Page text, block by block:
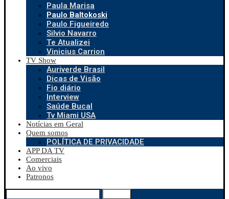
Paula Marisa
Paulo Baltokoski
Paulo Figueiredo
Silvio Navarro
Te Atualizei
Vinicius Carrion
TV Show
Auriverde Brasil
Dicas de Visão
Fio diário
Interview
Saúde Bucal
Tv Miami USA
Notícias em Geral
Quem somos
POLÍTICA DE PRIVACIDADE
APP DA TV
Comerciais
Ao vivo
Patronos